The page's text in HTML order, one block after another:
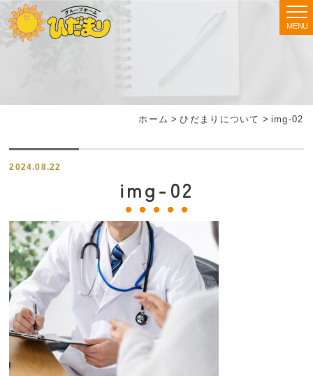
MENU
ホーム >ひだまりについて > img-02
2024.08.22
img-02